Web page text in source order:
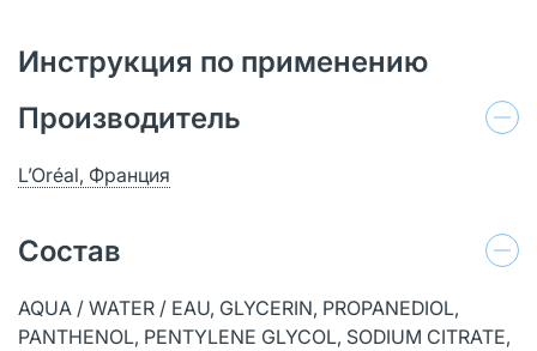
Инструкция по применению
Производитель
L’Oréal, Франция
Состав
AQUA / WATER / EAU, GLYCERIN, PROPANEDIOL,
PANTHENOL, PENTYLENE GLYCOL, SODIUM CITRATE,